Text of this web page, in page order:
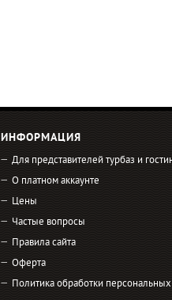
ИНФОРМАЦИЯ
Для представителей турбаз и
О платном аккаунте
Цены
Частые вопросы
Правила сайта
Оферта
Политика обработки